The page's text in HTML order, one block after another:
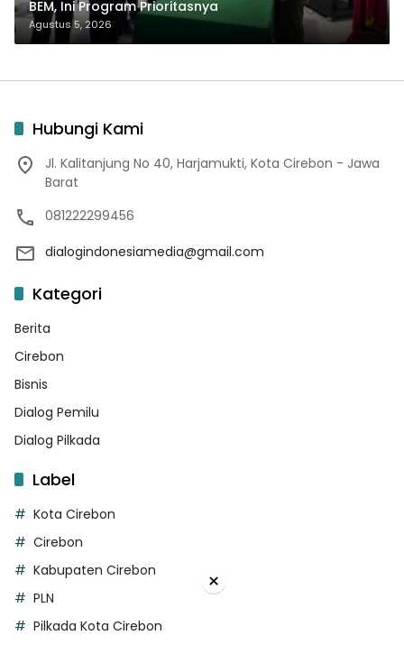
BEM, Ini Program Prioritasnya
Agustus 5, 2026
Hubungi Kami
Jl. Kalitanjung No 40, Harjamukti, Kota Cirebon - Jawa
Barat
081222299456
dialogindonesiamedia@gmail.com
Kategori
Berita
Cirebon
Bisnis
Dialog Pemilu
Dialog Pilkada
Label
Kota Cirebon
Cirebon
Kabupaten Cirebon
PLN
Pilkada Kota Cirebon
×